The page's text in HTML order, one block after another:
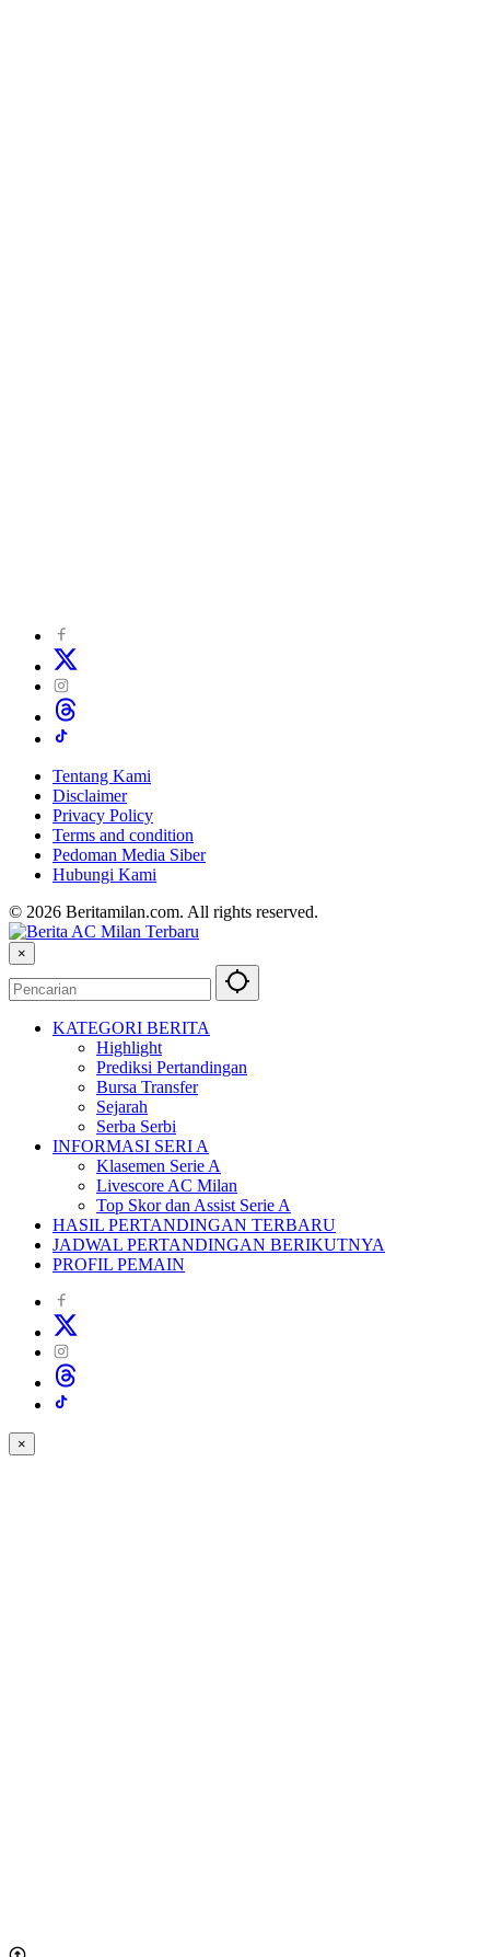
Tentang Kami
Disclaimer
Privacy Policy
Terms and condition
Pedoman Media Siber
Hubungi Kami
© 2026 Beritamilan.com. All rights reserved.
×
KATEGORI BERITA
Highlight
Prediksi Pertandingan
Bursa Transfer
Sejarah
Serba Serbi
INFORMASI SERI A
Klasemen Serie A
Livescore AC Milan
Top Skor dan Assist Serie A
HASIL PERTANDINGAN TERBARU
JADWAL PERTANDINGAN BERIKUTNYA
PROFIL PEMAIN
×